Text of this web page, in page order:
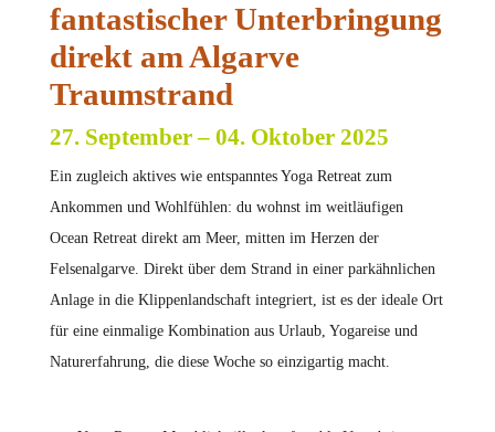
fantastischer Unterbringung
direkt am Algarve
Traumstrand
27. September – 04. Oktober 2025
Ein zugleich aktives wie entspanntes Yoga Retreat zum
Ankommen und Wohlfühlen: du wohnst im weitläufigen
Ocean Retreat direkt am Meer, mitten im Herzen der
Felsenalgarve. Direkt über dem Strand in einer parkähnlichen
Anlage in die Klippenlandschaft integriert, ist es der ideale Ort
für eine einmalige Kombination aus Urlaub, Yogareise und
Naturerfahrung, die diese Woche so einzigartig macht.